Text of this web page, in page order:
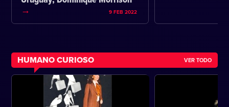
9 FEB 2022
HUMANO CURIOSO VER TODO